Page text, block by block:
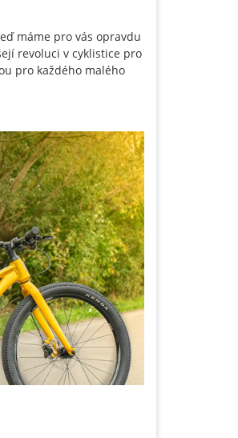
máme pro vás opravdu
revoluci v cyklistice pro
pro každého malého